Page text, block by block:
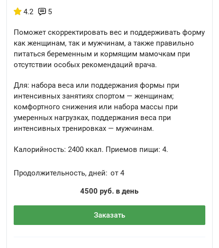
4.2 5
Поможет скорректировать вес и поддерживать форму
как женщинам, так и мужчинам, а также правильно
питаться беременным и кормящим мамочкам при
отсутствии особых рекомендаций врача.
Для: набора веса или поддержания формы при
интенсивных занятиях спортом — женщинам;
комфортного снижения или набора массы при
умеренных нагрузках, поддержания веса при
интенсивных тренировках — мужчинам.
Калорийность: 2400 ккал. Приемов пищи: 4.
Продолжительность, дней: от 4
4500 руб. в день
Заказать